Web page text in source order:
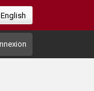
English